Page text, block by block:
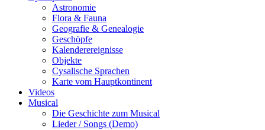
Astronomie
Flora & Fauna
Geografie & Genealogie
Geschöpfe
Kalenderereignisse
Objekte
Cysalische Sprachen
Karte vom Hauptkontinent
Videos
Musical
Die Geschichte zum Musical
Lieder / Songs (Demo)